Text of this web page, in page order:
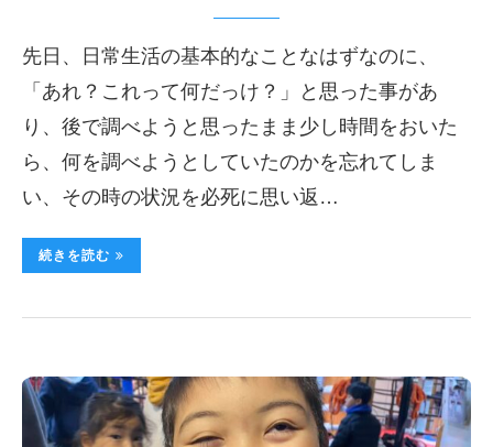
先日、日常生活の基本的なことなはずなのに、
「あれ？これって何だっけ？」と思った事があ
り、後で調べようと思ったまま少し時間をおいた
ら、何を調べようとしていたのかを忘れてしま
い、その時の状況を必死に思い返…
続きを読む